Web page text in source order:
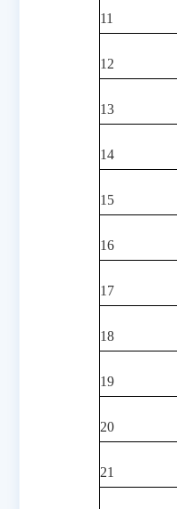
11
12
13
14
15
16
17
18
19
20
21